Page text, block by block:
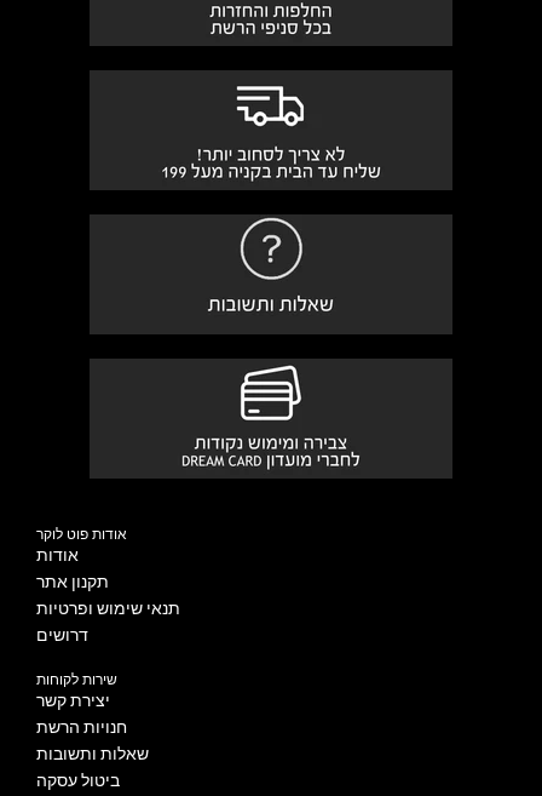
אודות פוט לוקר
אודות
תקנון אתר
תנאי שימוש ופרטיות
דרושים
שירות לקוחות
יצירת קשר
חנויות הרשת
שאלות ותשובות
ביטול עסקה